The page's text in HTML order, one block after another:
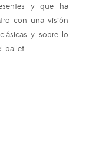
y que ha
con una visión
y sobre lo
ballet.